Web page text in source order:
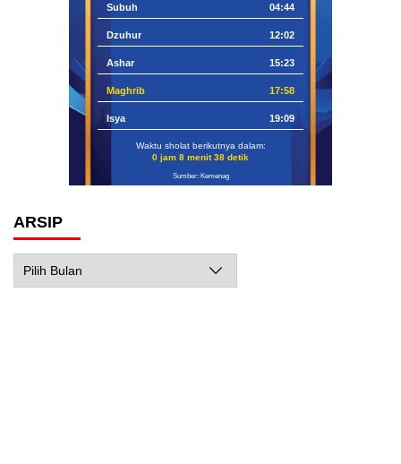
Subuh 04:44
Dzuhur 12:02
Ashar 15:23
Maghrib 17:58
Isya 19:09
Waktu sholat berikutnya dalam:
0 jam 8 menit 37 detik
Sumber: Kemenag
ARSIP